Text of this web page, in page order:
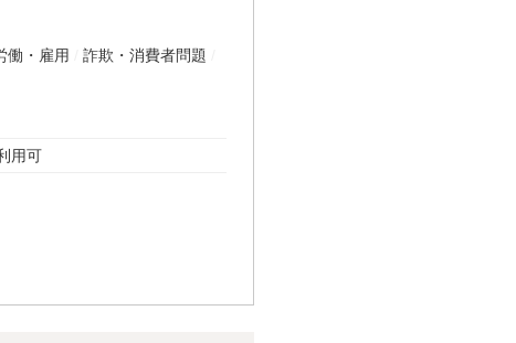
働・雇用
詐欺・消費者問題
用可